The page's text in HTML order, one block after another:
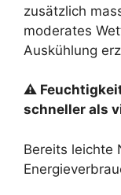
zusätzlich
moderates
Auskühlung
⚠
schneller als
Bereits leichte